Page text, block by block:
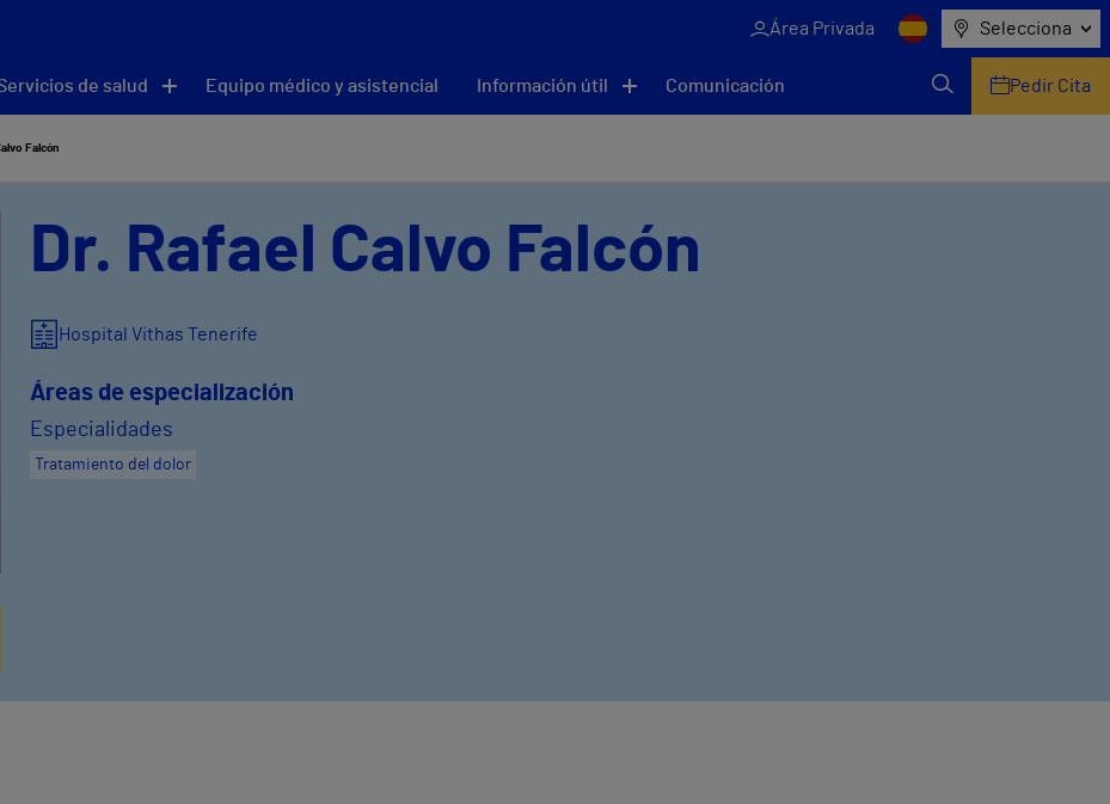
Área Privada Selecciona
de salud Equipo médico y asistencial Información útil Comunicación Pedir Cita
Falcón
Dr. Rafael Calvo Falcón
Hospital Vithas Tenerife
Áreas de especialización
Especialidades
Tratamiento del dolor